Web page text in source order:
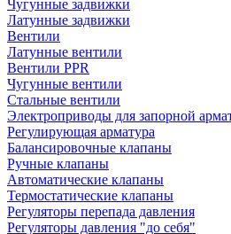
Чугунные задвижки
Латунные задвижки
Вентили
Латунные вентили
Вентили PPR
Чугунные вентили
Стальные вентили
Электроприводы для запорной
Регулирующая арматура
Балансировочные клапаны
Ручные клапаны
Автоматические клапаны
Термостатические клапаны
Регуляторы перепада давления
Регуляторы давления "до себя"